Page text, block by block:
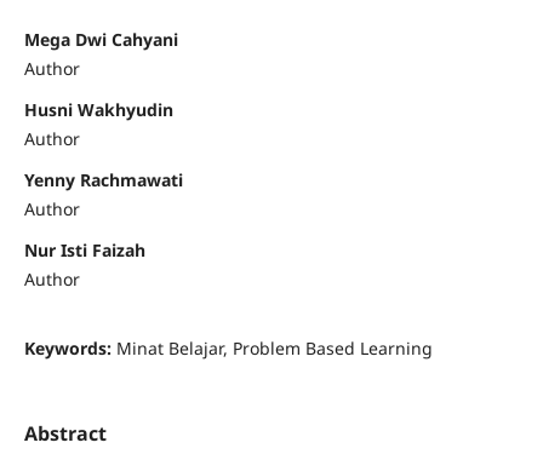
Mega Dwi Cahyani
Author
Husni Wakhyudin
Author
Yenny Rachmawati
Author
Nur Isti Faizah
Author
Keywords: Minat Belajar, Problem Based Learning
Abstract